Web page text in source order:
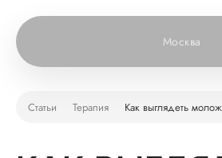
Москва
Статьи Терапия Как выглядеть